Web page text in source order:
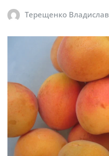
Терещенко Владислав